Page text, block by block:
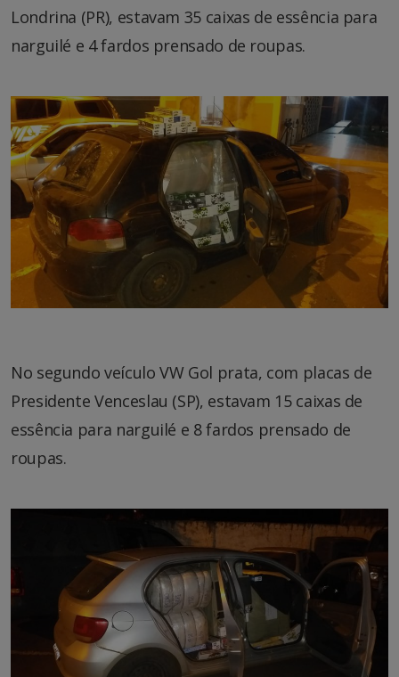
Londrina (PR), estavam 35 caixas de essência para
narguilé e 4 fardos prensado de roupas.
No segundo veículo VW Gol prata, com placas de
Presidente Venceslau (SP), estavam 15 caixas de
essência para narguilé e 8 fardos prensado de
roupas.